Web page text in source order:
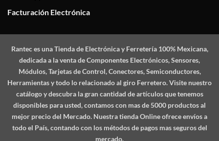
Facturación Electrónica
Ranteces una Tienda de Electrónica y Ferretería 100% Mexicana,
dedicada a la venta de Componentes Electrónicos, Sensores,
Módulos, Tarjetas de Control, Conectores, Semiconductores,
Herramientas y todo lo relacionado al giro Ferretero. Visite nuestro
catálogo y descubra la gran cantidad de artículos que tenemos
disponibles para usted, contamos con mas de 5000 productos al
mejor precio del Mercado. Nuestra tienda Online ofrece envíos a
todo el País, contando con los métodos de pagos mas seguros del
mercado.